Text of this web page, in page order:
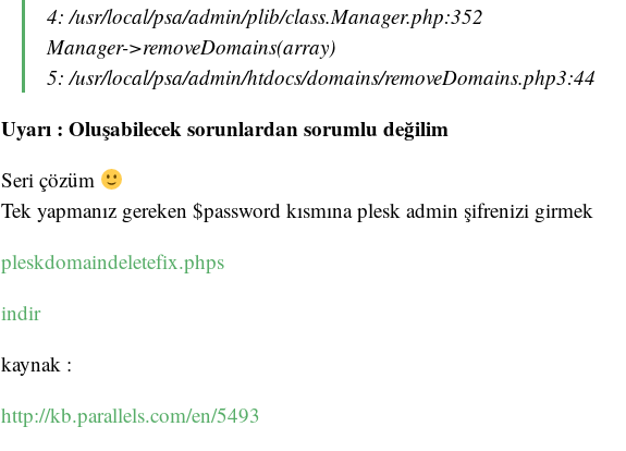
4: /usr/local/psa/admin/plib/class.Manager.php:352
Manager->removeDomains(array)
5: /usr/local/psa/admin/htdocs/domains/removeDomains.php3:44
Uyarı : Oluşabilecek sorunlardan sorumlu değilim
Seri çözüm
Tek yapmanız gereken $password kısmına plesk admin şifrenizi girmek
pleskdomaindeletefix.phps
indir
kaynak :
http://kb.parallels.com/en/5493